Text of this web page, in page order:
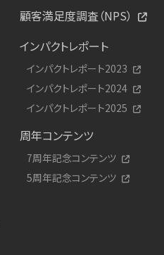
顧客満足度調査（NPS）
インパクトレポート
インパクトレポート2023
インパクトレポート2024
インパクトレポート2025
周年コンテンツ
7周年記念コンテンツ
5周年記念コンテンツ